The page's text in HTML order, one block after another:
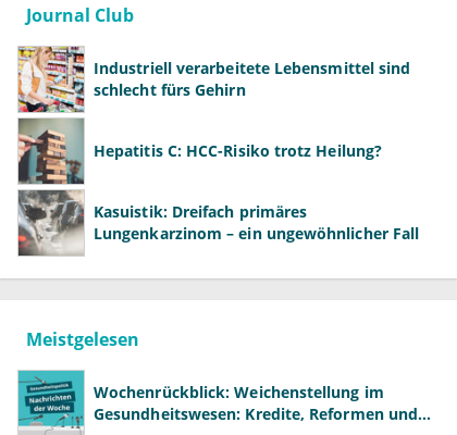
Journal Club
Industriell verarbeitete Lebensmittel sind
schlecht fürs Gehirn
Hepatitis C: HCC-Risiko trotz Heilung?
Kasuistik: Dreifach primäres
Lungenkarzinom – ein ungewöhnlicher Fall
Meistgelesen
Wochenrückblick: Weichenstellung im
Gesundheitswesen: Kredite, Reformen und